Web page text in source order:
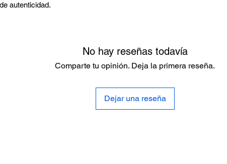
autenticidad.
No hay reseñas todavía
Comparte tu opinión. Deja la primera reseña.
Dejar una reseña